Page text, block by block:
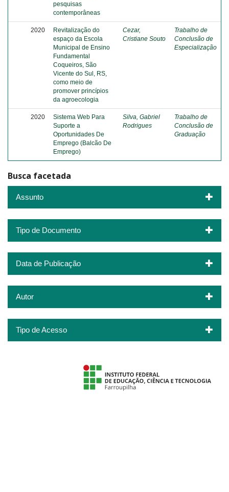
pesquisas
contemporâneas
2020
Revitalização do
espaço da Escola
Municipal de Ensino
Fundamental
Coqueiros, São
Vicente do Sul, RS,
como meio de
promover princípios
da agroecologia
Cezar,
Cristiane Souto
Trabalho de
Conclusão de
Especialização
2020
Sistema Web Para
Suporte a
Oportunidades De
Emprego (Balcão De
Emprego)
Silva, Gabriel
Rodrigues
Trabalho de
Conclusão de
Graduação
Busca facetada
Assunto
Tipo de Documento
Data de Publicação
Autor
Tipo de Acesso